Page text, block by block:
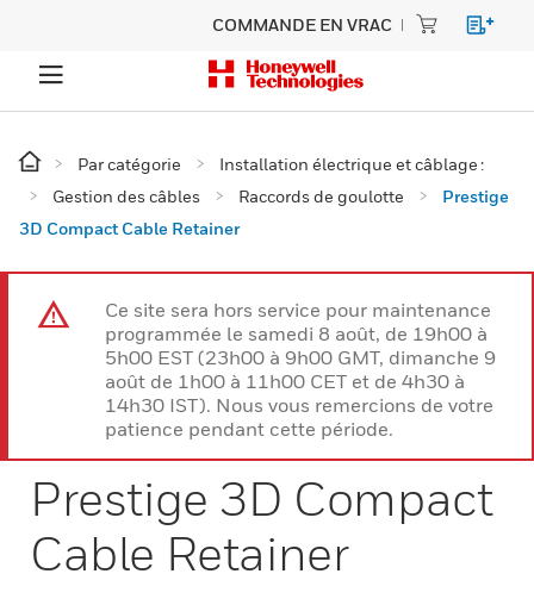
COMMANDE EN VRAC
Par catégorie
Installation électrique et câblage :
Gestion des câbles
Raccords de goulotte
Prestige
3D Compact Cable Retainer
Ce site sera hors service pour maintenance
programmée le samedi 8 août, de 19h00 à
5h00 EST (23h00 à 9h00 GMT, dimanche 9
août de 1h00 à 11h00 CET et de 4h30 à
14h30 IST). Nous vous remercions de votre
patience pendant cette période.
Prestige 3D Compact
Cable Retainer